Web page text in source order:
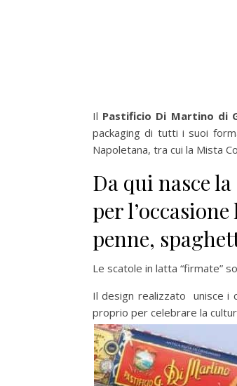
Il Pastificio Di Martino di
packaging di tutti i suoi
Napoletana, tra cui la Mista
Da qui nasce
per
penne,
Le scatole in latta “firmate”
Il design realizzato unisce i
proprio per celebrare la